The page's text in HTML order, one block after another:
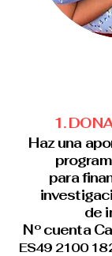
1.
Haz una
para
de
Nº cuenta
ES49 2100